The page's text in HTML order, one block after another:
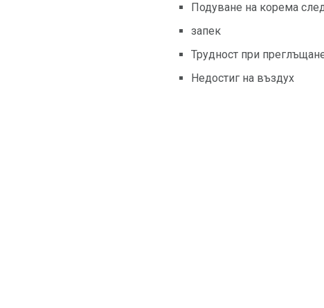
Подуване на корема
запек
Трудност при
Недостиг на въздух